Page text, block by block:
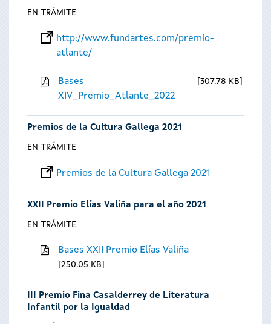
EN TRÁMITE
http://www.fundartes.com/premio-
atlante/
Bases
XIV_Premio_Atlante_2022
307.78 KB
Premios de la Cultura Gallega 2021
EN TRÁMITE
Premios de la Cultura Gallega 2021
XXII Premio Elías Valiña para el año 2021
EN TRÁMITE
Bases XXII Premio Elías Valiña
250.05 KB
III Premio Fina Casalderrey de Literatura
Infantil por la Igualdad